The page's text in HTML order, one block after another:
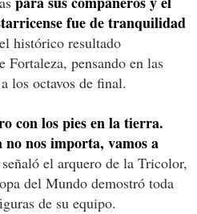
fue de tranquilidad
histórico resultado
Fortaleza, pensando en las
los octavos de final.
con los pies en la tierra.
no nos importa, vamos a
el arquero de la Tricolor,
del Mundo demostró toda
de su equipo.